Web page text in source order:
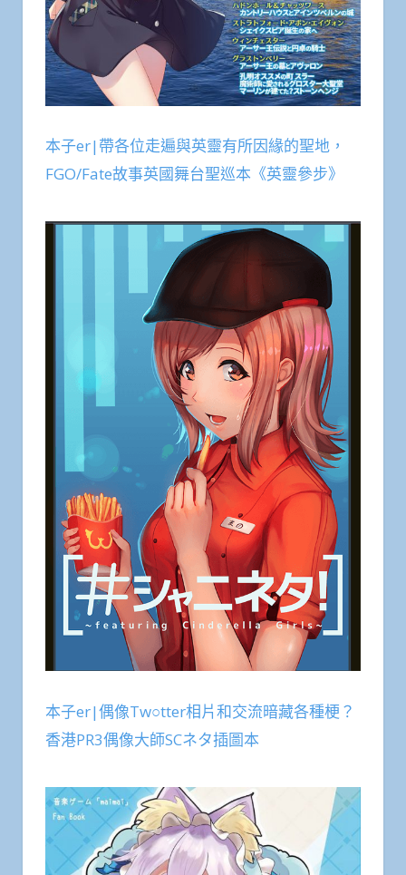
本子er|帶各位走遍與英靈有所因緣的聖地，
FGO/Fate故事英國舞台聖巡本《英靈參步》
本子er|偶像Tw○tter相片和交流暗藏各種梗？
香港PR3偶像大師SCネタ插圖本